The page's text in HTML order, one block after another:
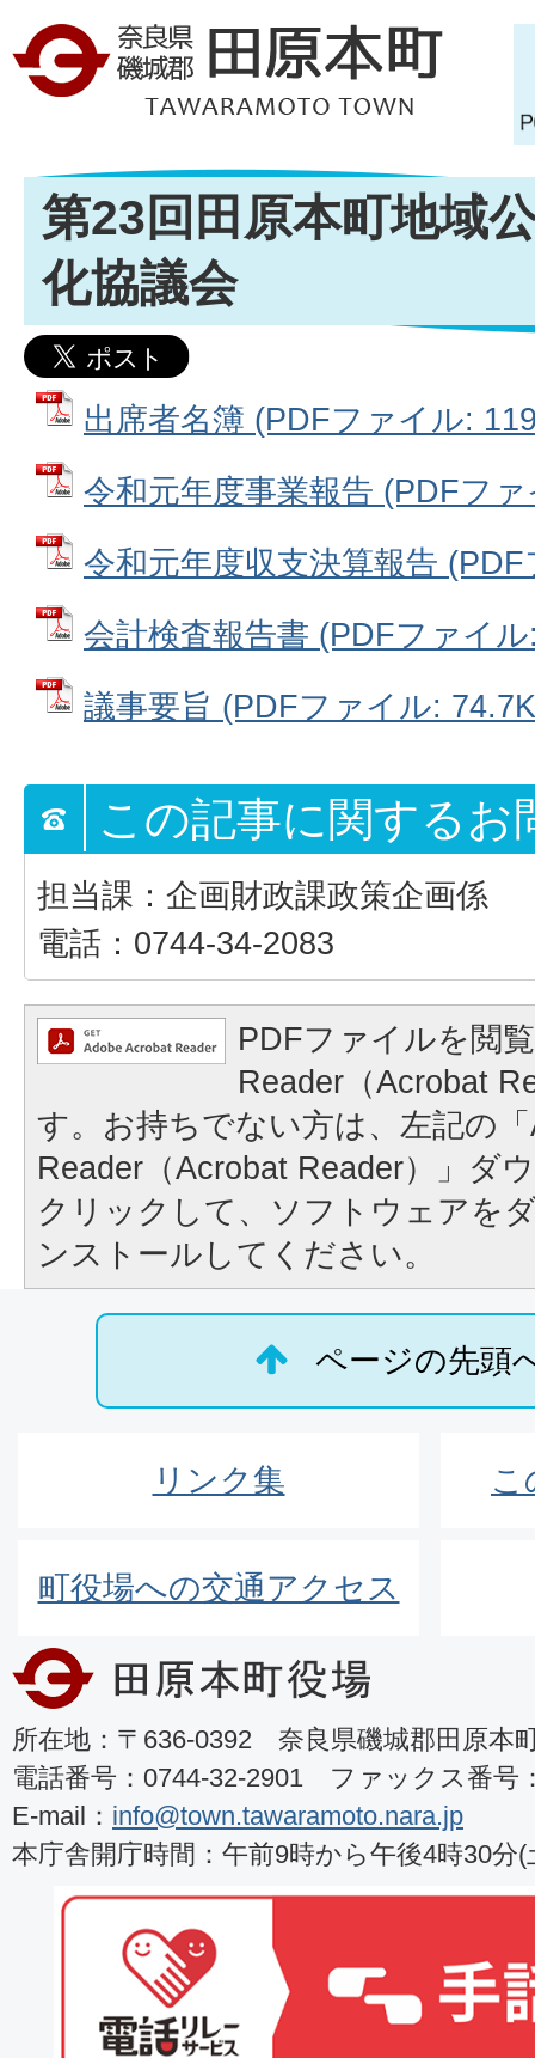
第23回田原本町地域
化協議会
出席者名簿 (PDFファイル:
令和元年度事業報告 (PDFフ
令和元年度収支決算報告
会計検査報告書 (PDFファイ
議事要旨 (PDFファイル:
この記事に関するお
担当課：企画財政課政策企画係
電話：0744-34-2083
PDFファイルを閲
Reader（Acrobat
す。お持ちでない方は、左記の
Reader（Acrobat Reader）」ダ
クリックして、ソフトウェアを
ンストールしてください。
ページの先頭
リンク集 こ
町役場への交通アクセス
所在地：〒636-0392 奈良県磯城郡田原本
電話番号：0744-32-2901 ファックス番号
E-mail： info@town.tawaramoto.nara.jp
本庁舎開庁時間：午前9時から午後4時30分